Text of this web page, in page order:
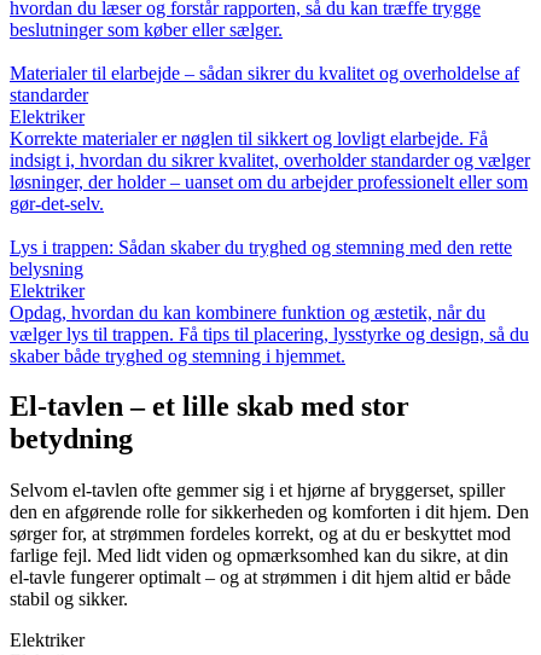
hvordan du læser og forstår rapporten, så du kan træffe trygge
beslutninger som køber eller sælger.
Materialer til elarbejde – sådan sikrer du kvalitet og overholdelse af
standarder
Elektriker
Korrekte materialer er nøglen til sikkert og lovligt elarbejde. Få
indsigt i, hvordan du sikrer kvalitet, overholder standarder og vælger
løsninger, der holder – uanset om du arbejder professionelt eller som
gør-det-selv.
Lys i trappen: Sådan skaber du tryghed og stemning med den rette
belysning
Elektriker
Opdag, hvordan du kan kombinere funktion og æstetik, når du
vælger lys til trappen. Få tips til placering, lysstyrke og design, så du
skaber både tryghed og stemning i hjemmet.
El-tavlen – et lille skab med stor
betydning
Selvom el-tavlen ofte gemmer sig i et hjørne af bryggerset, spiller
den en afgørende rolle for sikkerheden og komforten i dit hjem. Den
sørger for, at strømmen fordeles korrekt, og at du er beskyttet mod
farlige fejl. Med lidt viden og opmærksomhed kan du sikre, at din
el-tavle fungerer optimalt – og at strømmen i dit hjem altid er både
stabil og sikker.
Elektriker